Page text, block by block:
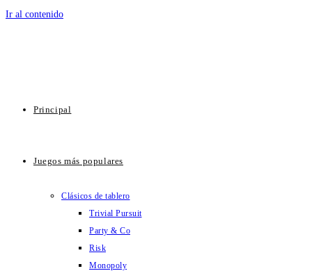
Ir al contenido
Principal
Juegos más populares
Clásicos de tablero
Trivial Pursuit
Party & Co
Risk
Monopoly